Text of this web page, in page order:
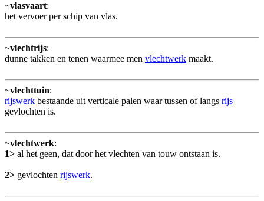
~vlasvaart:
het vervoer per schip van vlas.
~vlechtrijs:
dunne takken en tenen waarmee men vlechtwerk maakt.
~vlechttuin:
rijswerk bestaande uit verticale palen waar tussen of langs rijs
gevlochten is.
~vlechtwerk:
1> al het geen, dat door het vlechten van touw ontstaan is.
2> gevlochten rijswerk.